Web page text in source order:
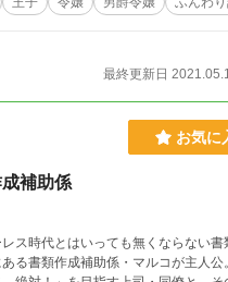
最終更新日
お気に
補助係
ス時代とはいっても無くならない書
る書類作成補助係・マルコが主人